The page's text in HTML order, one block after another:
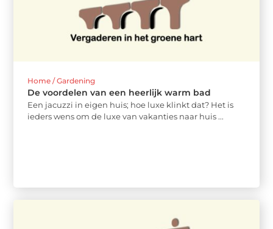
Home / Gardening
De voordelen van een heerlijk warm bad
Een jacuzzi in eigen huis; hoe luxe klinkt dat? Het is
ieders wens om de luxe van vakanties naar huis ...